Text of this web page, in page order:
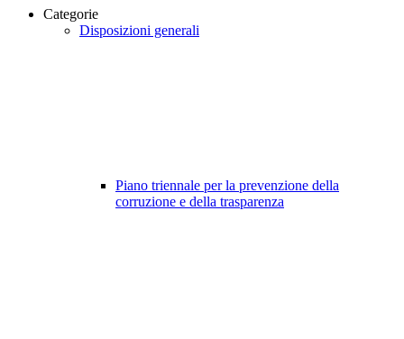
Categorie
Disposizioni generali
Piano triennale per la prevenzione della
corruzione e della trasparenza